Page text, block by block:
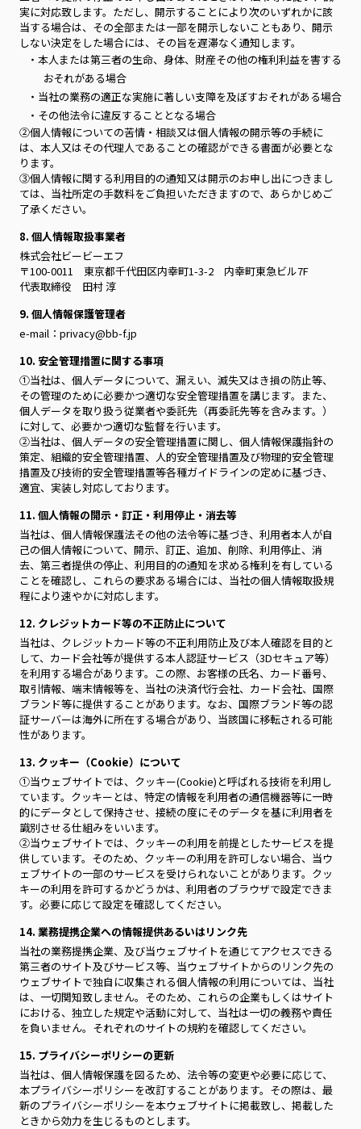
実に対応致します。ただし、開示することにより次のいずれかに該
当する場合は、その全部または一部を開示しないこともあり、開示
しない決定をした場合には、その旨を遅滞なく通知します。
・本人または第三者の生命、身体、財産その他の権利利益を害する
おそれがある場合
・当社の業務の適正な実施に著しい支障を及ぼすおそれがある場合
・その他法令に違反することとなる場合
②個人情報についての苦情・相談又は個人情報の開示等の手続に
は、本人又はその代理人であることの確認ができる書面が必要とな
ります。
③個人情報に関する利用目的の通知又は開示のお申し出につきまし
ては、当社所定の手数料をご負担いただきますので、あらかじめご
了承ください。
8. 個人情報取扱事業者
株式会社ビービーエフ
〒100-0011 東京都千代田区内幸町1-3-2 内幸町東急ビル7F
代表取締役 田村 淳
9. 個人情報保護管理者
e-mail：privacy@bb-f.jp
10. 安全管理措置に関する事項
①当社は、個人データについて、漏えい、滅失又はき損の防止等、
その管理のために必要かつ適切な安全管理措置を講じます。また、
個人データを取り扱う従業者や委託先（再委託先等を含みます。）
に対して、必要かつ適切な監督を行います。
②当社は、個人データの安全管理措置に関し、個人情報保護指針の
策定、組織的安全管理措置、人的安全管理措置及び物理的安全管理
措置及び技術的安全管理措置等各種ガイドラインの定めに基づき、
適宜、実装し対応しております。
11. 個人情報の開示・訂正・利用停止・消去等
当社は、個人情報保護法その他の法令等に基づき、利用者本人が自
己の個人情報について、開示、訂正、追加、削除、利用停止、消
去、第三者提供の停止、利用目的の通知を求める権利を有している
ことを確認し、これらの要求ある場合には、当社の個人情報取扱規
程により速やかに対応します。
12. クレジットカード等の不正防止について
当社は、クレジットカード等の不正利用防止及び本人確認を目的と
して、カード会社等が提供する本人認証サービス（3Dセキュア等）
を利用する場合があります。この際、お客様の氏名、カード番号、
取引情報、端末情報等を、当社の決済代行会社、カード会社、国際
ブランド等に提供することがあります。なお、国際ブランド等の認
証サーバーは海外に所在する場合があり、当該国に移転される可能
性があります。
13. クッキー（Cookie）について
①当ウェブサイトでは、クッキー(Cookie)と呼ばれる技術を利用し
ています。クッキーとは、特定の情報を利用者の通信機器等に一時
的にデータとして保持させ、接続の度にそのデータを基に利用者を
識別させる仕組みをいいます。
②当ウェブサイトでは、クッキーの利用を前提としたサービスを提
供しています。そのため、クッキーの利用を許可しない場合、当ウ
ェブサイトの一部のサービスを受けられないことがあります。クッ
キーの利用を許可するかどうかは、利用者のブラウザで設定できま
す。必要に応じて設定を確認してください。
14. 業務提携企業への情報提供あるいはリンク先
当社の業務提携企業、及び当ウェブサイトを通じてアクセスできる
第三者のサイト及びサービス等、当ウェブサイトからのリンク先の
ウェブサイトで独自に収集される個人情報の利用については、当社
は、一切関知致しません。そのため、これらの企業もしくはサイト
における、独立した規定や活動に対して、当社は一切の義務や責任
を負いません。それぞれのサイトの規約を確認してください。
15. プライバシーポリシーの更新
当社は、個人情報保護を図るため、法令等の変更や必要に応じて、
本プライバシーポリシーを改訂することがあります。その際は、最
新のプライバシーポリシーを本ウェブサイトに掲載致し、掲載した
ときから効力を生じるものとします。